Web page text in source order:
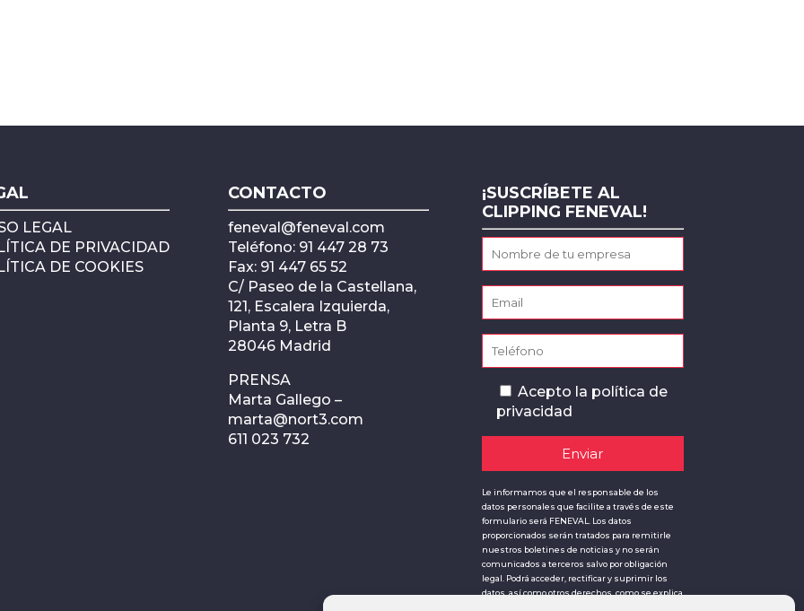
LEGAL
DE PRIVACIDAD
DE COOKIES
CONTACTO
feneval@feneval.com
Teléfono: 91 447 28 73
Fax: 91 447 65 52
C/ Paseo de la Castellana,
121, Escalera Izquierda,
Planta 9, Letra B
28046 Madrid
PRENSA
Marta Gallego –
marta@nort3.com
611 023 732
¡SUSCRÍBETE AL
CLIPPING FENEVAL!
Acepto la política de
privacidad
Le informamos que el responsable de los
datos personales que facilite a través de este
formulario será FENEVAL. Los datos
proporcionados serán tratados para remitirle
nuestros boletines de noticias y no serán
comunicados a terceros salvo por obligación
legal. Podrá acceder, rectificar y suprimir los
datos, así como otros derechos, como se explica